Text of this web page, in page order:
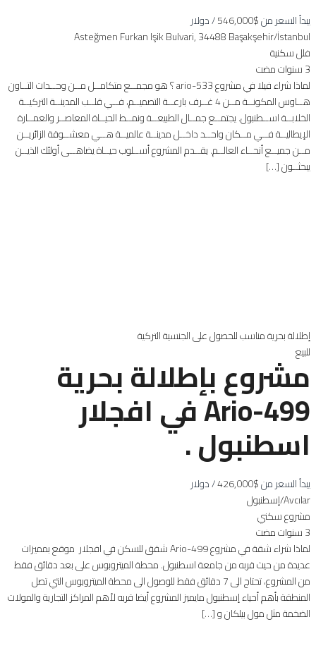
يبدأ السعر من$546,000
/ دولار
Asteğmen Furkan Işik Bulvari, 34488 Başakşehir/İstanbul
فلل سكنية
3 سنوات مضت
لماذا شراء فيلا في مشروع ario-533 ؟ هو مجمــع متكامــل مــن وحــدات التــاون
هــاوس المكونــة مــن 4 غــرف بارعــة التصميــم، فــي قلــب المدينــة التركيــة
الخلابــة اســطنبول. يجتمــع جمــال الطبيعــة ونمــط الحيــاة المعاصــر والعمــارة
الإيطاليــة فــي مــكان واحــد داخــل مدينــة عالميــة هــي معشــوقة الزائريــن
مــن جميــع أنحــاء العالــم. يقــدم المشروع أســلوب حيــاة يضاهــى أولئك الذيــن
يبحثــون […]
إطلالة بحريةمناسب للحصول على الجنسية التركية
للبيع
مشروع بإطلالة بحرية
Ario-499 في افجلار
اسطنبول .
يبدأ السعر من$426,000
/ دولار
Avcılar/إسطنبول
مشروع سكني
3 سنوات مضت
لماذا شراء شقة في مشروع Ario-499 شقق للسكن في افجلار موقع بمميزات
عديدة من حيث قربه من جامعة اسطنبول. محطة الميتروبوس على بعد دقائق فقط
من المشروع، تحتاج الى 7 دقائق فقط للوصول الى محطة الميتروبوس التي تصل
المنطقة بأهم أحياء إسطنبول مايميز المشروع أيضا قربه لأهم المراكز التجارية والمولات
الضخمة مثل مول بيلكان و […]